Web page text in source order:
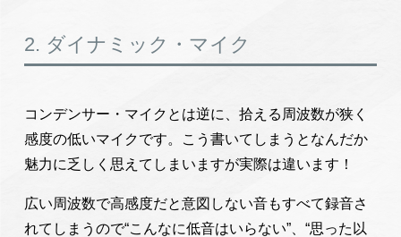
2. ダイナミック・マイク
コンデンサー・マイクとは逆に、拾える周波数が狭く
感度の低いマイクです。こう書いてしまうとなんだか
魅力に乏しく思えてしまいますが実際は違います！
広い周波数で高感度だと意図しない音もすべて録音さ
れてしまうので“こんなに低音はいらない”、“思った以